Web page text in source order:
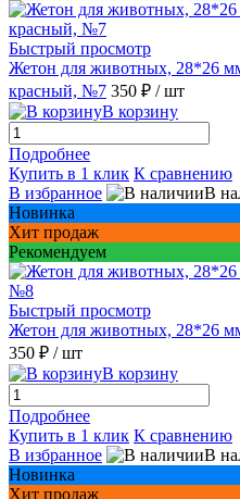
Быстрый просмотр
Жетон для животных, 28*26
красный, №7 350 ₽ / шт
В корзину
Подробнее
Купить в 1 клик К сравнению
В избранное
В
Новинка
Хит продаж
Рекомендуем
Быстрый просмотр
Жетон для животных, 28*26
350 ₽ / шт
В корзину
Подробнее
Купить в 1 клик К сравнению
В избранное
В
Новинка
Хит продаж